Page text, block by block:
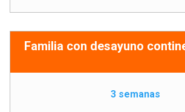
Familia con desayuno
3 semanas